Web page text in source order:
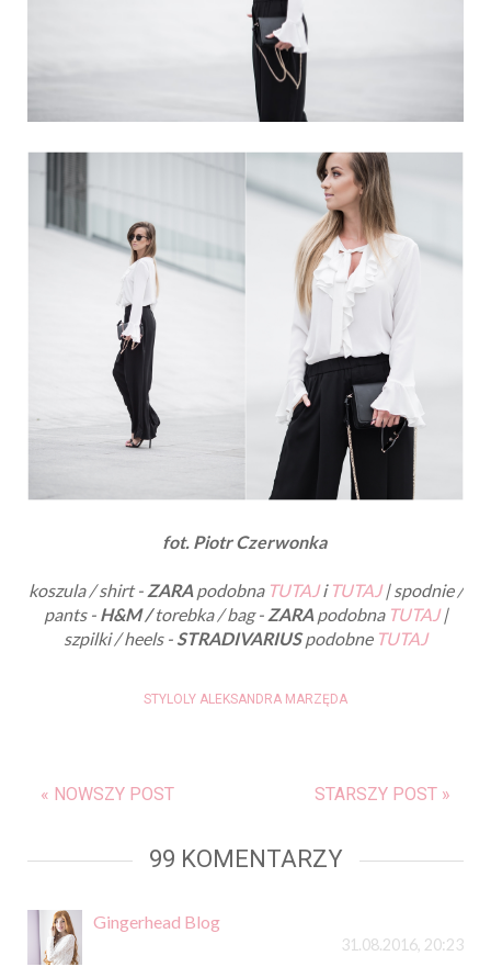
fot. Piotr Czerwonka
koszula / shirt - ZARA podobna TUTAJi TUTAJ| spodnie /
pants - H&M /torebka / bag - ZARApodobna TUTAJ|
szpilki / heels -STRADIVARIUSpodobne TUTAJ
STYLOLY ALEKSANDRA MARZĘDA
« NOWSZY POST STARSZY POST »
99 KOMENTARZY
Gingerhead Blog
31.08.2016, 20:23